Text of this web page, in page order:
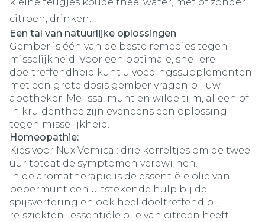
citroen, drinken.
Een tal van natuurlijke oplossingen
Gember is één van de beste remedies tegen
misselijkheid. Voor een optimale, snellere
doeltreffendheid kunt u voedingssupplementen
met een grote dosis gember vragen bij uw
apotheker. Melissa, munt en wilde tijm, alleen of
in kruidenthee zijn eveneens een oplossing
tegen misselijkheid.
Homeopathie:
Kies voor Nux Vomica : drie korreltjes om de twee
uur totdat de symptomen verdwijnen.
In de aromatherapie is de essentiële olie van
pepermunt een uitstekende hulp bij de
spijsvertering en ook heel doeltreffend bij
reisziekten ; essentiële olie van citroen heeft